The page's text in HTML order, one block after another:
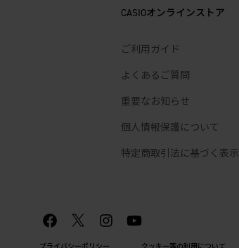
CASIOオンラインストア
ご利用ガイド
よくあるご質問
重要なお知らせ
個人情報保護について
特定商取引法に基づく表示